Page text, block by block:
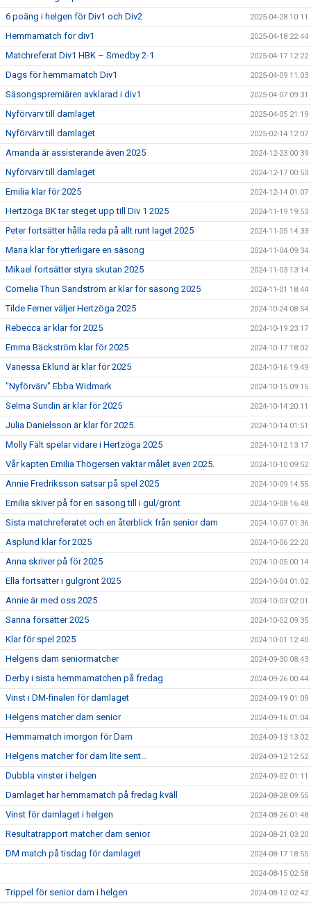
6 poäng i helgen för Div1 och Div2 2025-04-28 10:11
Hemmamatch för div1 2025-04-18 22:44
Matchreferat Div1 HBK – Smedby 2-1 2025-04-17 12:22
Dags för hemmamatch Div1 2025-04-09 11:03
Säsongspremiären avklarad i div1 2025-04-07 09:31
Nyförvärv till damlaget 2025-04-05 21:19
Nyförvärv till damlaget 2025-02-14 12:07
Amanda är assisterande även 2025 2024-12-23 00:39
Nyförvärv till damlaget 2024-12-17 00:53
Emilia klar för 2025 2024-12-14 01:07
Hertzöga BK tar steget upp till Div 1 2025 2024-11-19 19:53
Peter fortsätter hålla reda på allt runt laget 2025 2024-11-05 14:33
Maria klar för ytterligare en säsong 2024-11-04 09:34
Mikael fortsätter styra skutan 2025 2024-11-03 13:14
Cornelia Thun Sandström är klar för säsong 2025 2024-11-01 18:44
Tilde Ferner väljer Hertzöga 2025 2024-10-24 08:54
Rebecca är klar för 2025 2024-10-19 23:17
Emma Bäckström klar för 2025 2024-10-17 18:02
Vanessa Eklund är klar för 2025 2024-10-16 19:49
"Nyförvärv" Ebba Widmark 2024-10-15 09:15
Selma Sundin är klar för 2025 2024-10-14 20:11
Julia Danielsson är klar för 2025. 2024-10-14 01:51
Molly Fält spelar vidare i Hertzöga 2025 2024-10-12 13:17
Vår kapten Emilia Thögersen vaktar målet även 2025. 2024-10-10 09:52
Annie Fredriksson satsar på spel 2025 2024-10-09 14:55
Emilia skiver på för en säsong till i gul/grönt 2024-10-08 16:48
Sista matchreferatet och en återblick från senior dam 2024-10-07 01:36
Asplund klar för 2025 2024-10-06 22:20
Anna skriver på för 2025 2024-10-05 00:14
Ella fortsätter i gulgrönt 2025 2024-10-04 01:02
Annie är med oss 2025 2024-10-03 02:01
Sanna försätter 2025 2024-10-02 09:35
Klar för spel 2025 2024-10-01 12:40
Helgens dam seniormatcher 2024-09-30 08:43
Derby i sista hemmamatchen på fredag 2024-09-26 00:44
Vinst i DM-finalen för damlaget 2024-09-19 01:09
Helgens matcher dam senior 2024-09-16 01:04
Hemmamatch imorgon för Dam 2024-09-13 13:02
Helgens matcher för dam lite sent… 2024-09-12 12:52
Dubbla vinster i helgen 2024-09-02 01:11
Damlaget har hemmamatch på fredag kväll 2024-08-28 09:55
Vinst för damlaget i helgen 2024-08-26 01:48
Resultatrapport matcher dam senior 2024-08-21 03:20
DM match på tisdag för damlaget 2024-08-17 18:55
2024-08-15 02:58
Trippel för senior dam i helgen 2024-08-12 02:42